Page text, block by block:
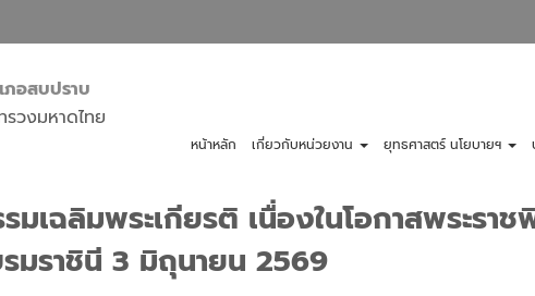
อสบปราบ
วงมหาดไทย
หน้าหลัก เกี่ยวกับหน่วยงาน ยุทธศาสตร์ นโยบายฯ
เฉลิมพระเกียรติ เนื่องในโอกาสพระร
มราชินี 3 มิถุนายน 2569